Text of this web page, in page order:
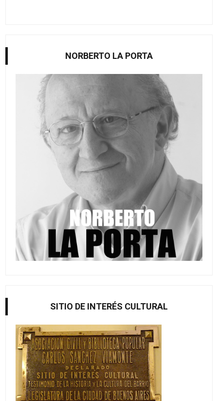
NORBERTO LA PORTA
SITIO DE INTERÉS CULTURAL